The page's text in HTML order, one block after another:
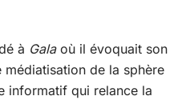
à Galaoù il évoquait son
médiatisation de la sphère
informatif qui relance la